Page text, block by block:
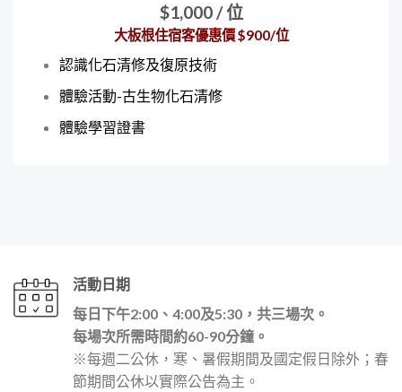
$1,000/ 位
大板根住宿客優惠價 $900/位
認識化石清修及復原技術
體驗活動-古生物化石清修
體驗學習證書
活動日期
每日下午2:00、4:00及5:30，共三場次。
每場次所需時間約60-90分鐘。
※每週二公休，寒、暑假期間及國定假日除外；春
節期間公休以實際公告為主。